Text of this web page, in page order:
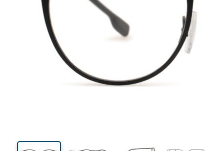
Bredd
42 mm
Linshöjd Linsbredd
Linsbredd